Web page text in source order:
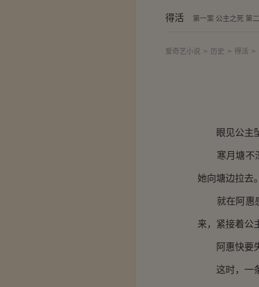
得活 第一案 公主之死 第
爱奇艺小说 > 历史 > 得活 >
眼见公主坠
寒月塘不深
她向塘边拉去
就在阿惠感
来，紧接着公
阿惠快要失
这时，一条